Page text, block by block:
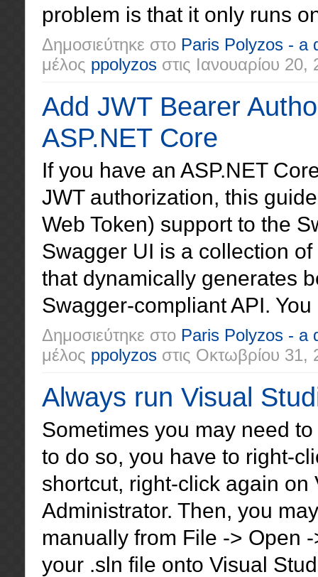
problem is that it only runs
Δημοσιεύτηκε στο Paris Polyzos - a
μέλος ppolyzos στις Ιανουαρίου 20,
Add JWT Bearer
ASP.NET Core
If you have an ASP.NET
JWT authorization, this
Web Token) support to the
Swagger UI is a collection
that dynamically generates
Swagger-compliant API.
Δημοσιεύτηκε στο Paris Polyzos - a
μέλος ppolyzos στις Οκτωβρίου 31,
Always run Visual
Sometimes you may need
to do so, you have to right-
shortcut, right-click again
Administrator. Then, you
manually from File -> Open
your .sln file onto Visual